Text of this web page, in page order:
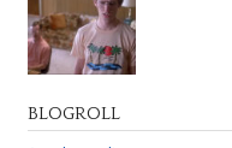
BLOGROLL